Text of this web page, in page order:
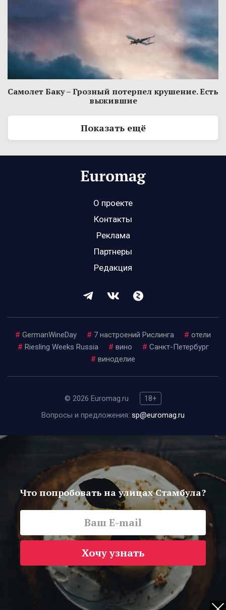
Самолет Баку – Грозный потерпел крушение. Есть
выжившие
Показать ещё
О проекте
Контакты
Реклама
Партнеры
Редакция
# GermanWineDay # 7 настроений Рислинга # отели
# Riesling Weeks Russia # вино # Санкт-Петербург
# виноделие
© 2026 Euromag.ru
18+
Вопросы и предложения: sp@euromag.ru
Что попробовать на улицах Стамбула?
Хочу узнать